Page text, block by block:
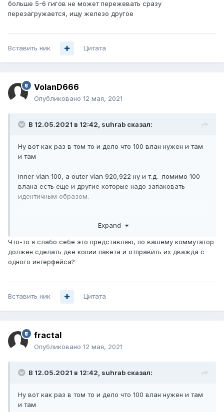
больше 5-6 гигов не может пережевать сразу
перезагружается, ищу железо другое
Вставить ник Цитата
VolanD666
Опубликовано 12 мая, 2021
В 12.05.2021 в 12:42, suhrab сказал:
Ну вот как раз в том то и дело что 100 влан нужен и там
и там
inner vlan 100, а outer vlan 920,922 ну и т.д. помимо 100
влана есть еще и другие которые надо запаковать
идентичным образом.
больше 5-6 гигов не может пережевать сразу
Expand
Что-то я слабо себе это представляю, по вашему коммутатор
должен сделать две копии пакета и отправить их дважда с
одного интерфейса?
Вставить ник Цитата
fractal
Опубликовано 12 мая, 2021
В 12.05.2021 в 12:42, suhrab сказал:
Ну вот как раз в том то и дело что 100 влан нужен и там
и там